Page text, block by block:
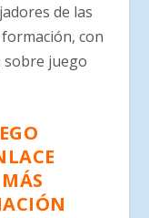
de las
con
sobre juego